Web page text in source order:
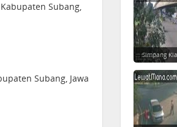
Subang,
Subang, Jawa
Simpang